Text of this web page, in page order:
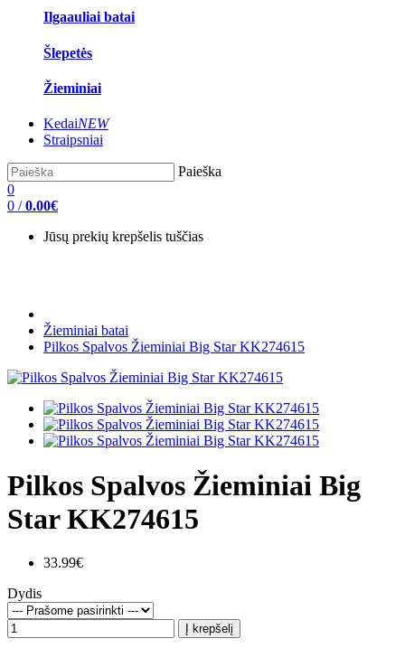
Ilgaauliai batai
Šlepetės
Žieminiai
KedaiNEW
Straipsniai
Paieška
0
0 / 0.00€
Jūsų prekių krepšelis tuščias
Žieminiai batai
Pilkos Spalvos Žieminiai Big Star KK274615
Pilkos Spalvos Žieminiai Big
Star KK274615
33.99€
Dydis
Į krepšelį